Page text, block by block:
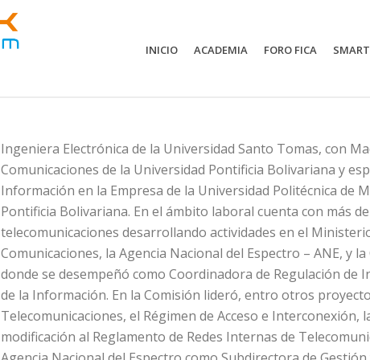
INICIO ACADEMIA FORO FICA
Ingeniera Electrónica de la Universidad Santo Tomas, con
Comunicaciones de la Universidad Pontificia Bolivariana y
Información en la Empresa de la Universidad Politécnica de
Pontificia Bolivariana. En el ámbito laboral cuenta con más
telecomunicaciones desarrollando actividades en el
Comunicaciones, la Agencia Nacional del Espectro – ANE, y
donde se desempeñó como Coordinadora de Regulación
de la Información. En la Comisión lideró, entro otros
Telecomunicaciones, el Régimen de Acceso e Interconexión,
modificación al Reglamento de Redes Internas de